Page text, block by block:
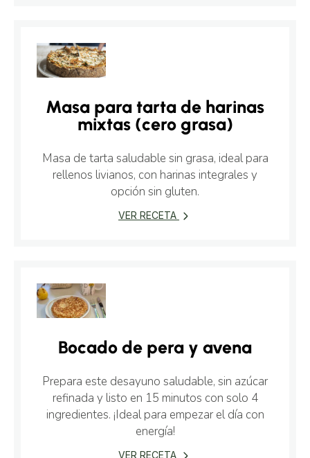
Masa para tarta de harinas
mixtas (cero grasa)
Masa de tarta saludable sin grasa, ideal para
rellenos livianos, con harinas integrales y
opción sin gluten.
VER RECETA
Bocado de pera y avena
Prepara este desayuno saludable, sin azúcar
refinada y listo en 15 minutos con solo 4
ingredientes. ¡Ideal para empezar el día con
energía!
VER RECETA